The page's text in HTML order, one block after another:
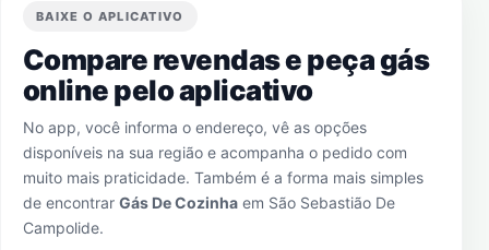
BAIXE O APLICATIVO
Compare revendas e peça gás
online pelo aplicativo
No app, você informa o endereço, vê as opções
disponíveis na sua região e acompanha o pedido com
muito mais praticidade. Também é a forma mais simples
de encontrar Gás De Cozinha em São Sebastião De
Campolide.